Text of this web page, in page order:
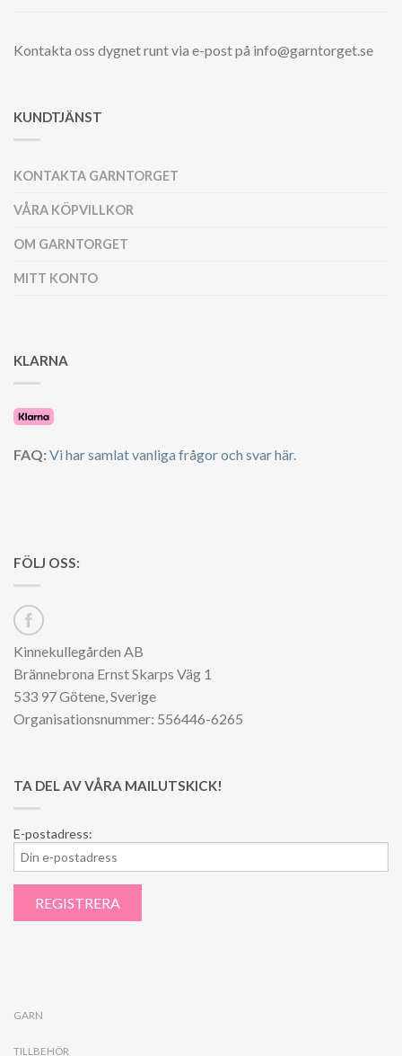
Kontakta oss dygnet runt via e-post på info@garntorget.se
KUNDTJÄNST
KONTAKTA GARNTORGET
VÅRA KÖPVILLKOR
OM GARNTORGET
MITT KONTO
KLARNA
FAQ:Vi har samlat vanliga frågor och svar här.
FÖLJ OSS:
Kinnekullegården AB
Brännebrona Ernst Skarps Väg 1
533 97 Götene, Sverige
Organisationsnummer: 556446-6265
TA DEL AV VÅRA MAILUTSKICK!
E-postadress:
GARN
TILLBEHÖR